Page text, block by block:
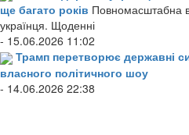
ще багато років Повномасштабна
українця. Щоденні
- 15.06.2026 11:02
Трамп перетворює державні
власного політичного шоу
- 14.06.2026 22:38